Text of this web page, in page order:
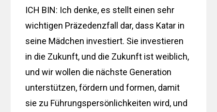
ICH BIN: Ich denke, es stellt einen sehr
wichtigen Präzedenzfall dar, dass Katar in
seine Mädchen investiert. Sie investieren
in die Zukunft, und die Zukunft ist weiblich,
und wir wollen die nächste Generation
unterstützen, fördern und formen, damit
sie zu Führungspersönlichkeiten wird, und